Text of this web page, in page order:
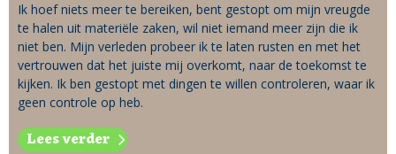
Ik hoef niets meer te bereiken, bent gestopt om mijn vreugde
te halen uit materiële zaken, wil niet iemand meer zijn die ik
niet ben. Mijn verleden probeer ik te laten rusten en met het
vertrouwen dat het juiste mij overkomt, naar de toekomst te
kijken. Ik ben gestopt met dingen te willen controleren, waar ik
geen controle op heb.
Lees verder